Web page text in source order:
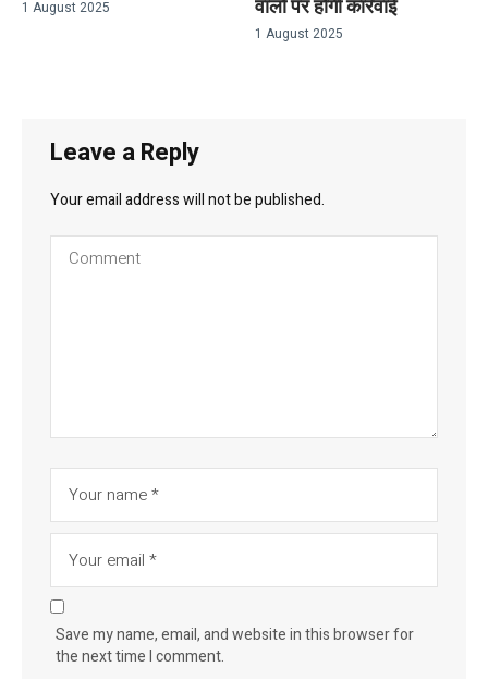
1 August 2025 वालों पर होगी कार्रवाई
1 August 2025
Leave a Reply
Your email address will not be published.
Save my name, email, and website in this browser for
the next time I comment.